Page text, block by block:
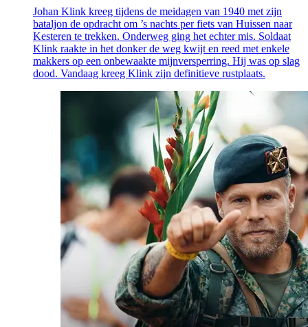
Johan Klink kreeg tijdens de meidagen van 1940 met zijn
bataljon de opdracht om ’s nachts per fiets van Huissen naar
Kesteren te trekken. Onderweg ging het echter mis. Soldaat
Klink raakte in het donker de weg kwijt en reed met enkele
makkers op een onbewaakte mijnversperring. Hij was op slag
dood. Vandaag kreeg Klink zijn definitieve rustplaats.